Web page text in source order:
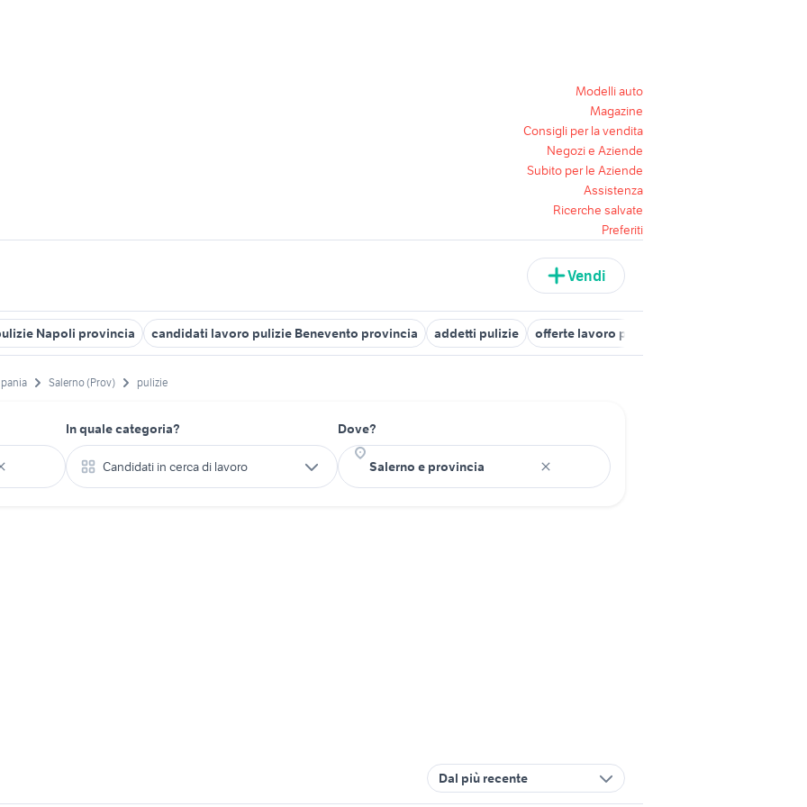
Modelli auto
Magazine
Consigli per la vendita
Negozi e Aziende
Subito per le Aziende
Assistenza
Ricerche salvate
Preferiti
Vendi
Napoli provincia candidati lavoro pulizie Benevento provincia addetti pulizie offerte lavoro pulizie domestiche Napoli
Salerno (Prov) pulizie
In quale categoria?
Candidati in cerca di lavoro
Dove?
Dal più recente